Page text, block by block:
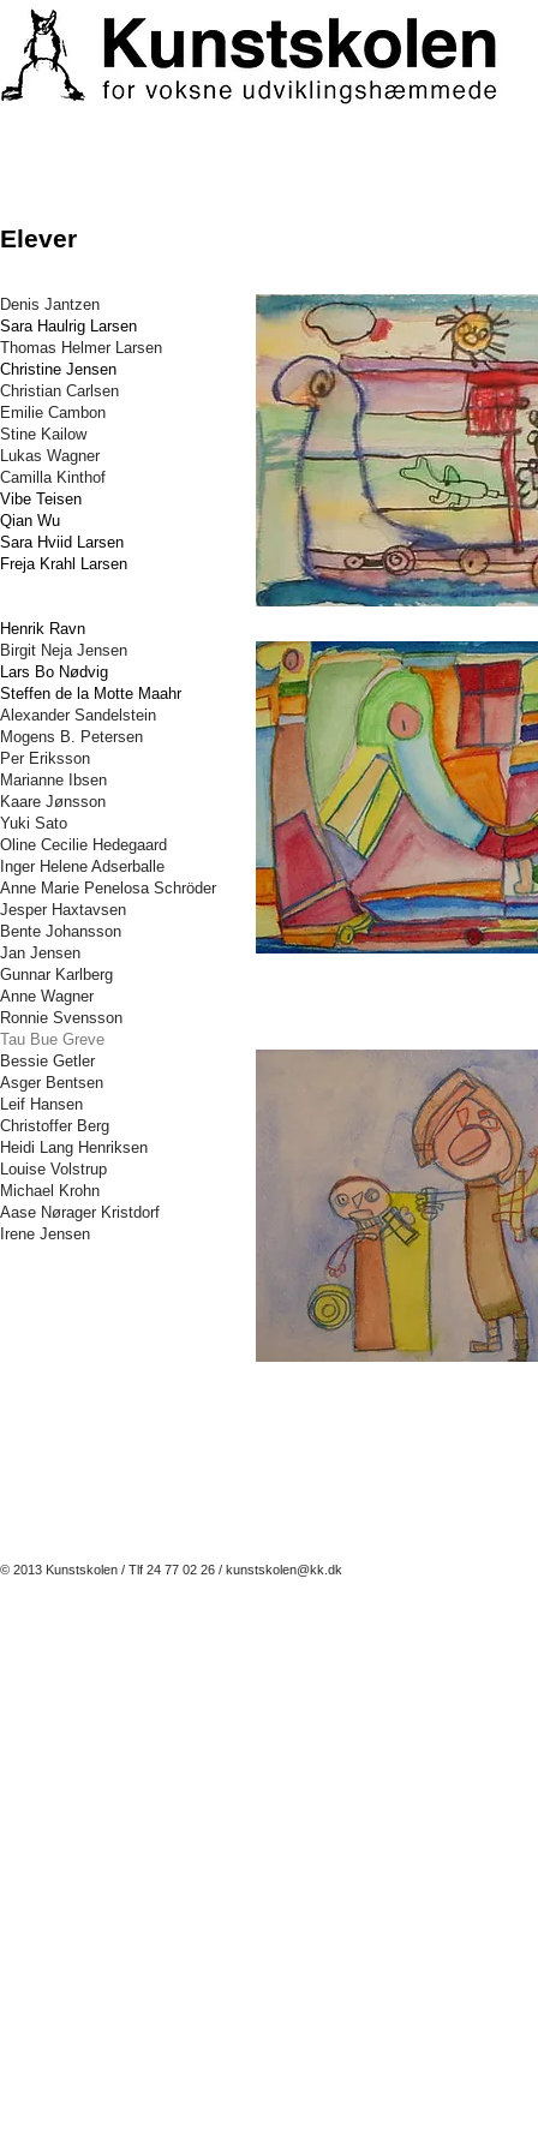
Elever
Denis Jantzen
Sara Haulrig Larsen
Thomas Helmer Larsen
Christine Jensen
Christian Carlsen
Emilie Cambon
Stine Kailow
Lukas Wagner
Camilla Kinthof
Vibe Teisen
Qian Wu
Sara Hviid Larsen
Freja Krahl Larsen
Henrik Ravn
Birgit Neja Jensen
Lars Bo Nødvig
Steffen de la Motte Maahr
Alexander Sandelstein
Mogens B. Petersen
Per Eriksson
Marianne Ibsen
Kaare Jønsson
Yuki Sato
Oline Cecilie Hedegaard
Inger Helene Adserballe
Anne Marie Penelosa Schröder
Jesper Haxtavsen
Bente Johansson
Jan Jensen
Gunnar Karlberg
Anne Wagner
Ronnie Svensson
Tau Bue Greve
Bessie Getler
Asger Bentsen
Leif Hansen
Christoffer Berg
Heidi Lang Henriksen
Louise Volstrup
Michael Krohn
Aase Nørager Kristdorf
Irene Jensen
© 2013 Kunstskolen / Tlf 24 77 02 26 / kunstskolen@kk.dk